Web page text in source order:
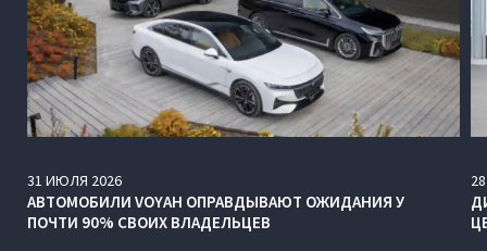
31 ИЮЛЯ 2026
АВТОМОБИЛИ VOYAH ОПРАВДЫВАЮТ ОЖИДАНИЯ У
ПОЧТИ 90% СВОИХ ВЛАДЕЛЬЦЕВ
28